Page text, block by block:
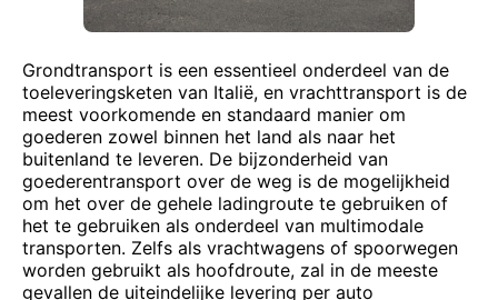
Grondtransport is een essentieel onderdeel van de
toeleveringsketen van Italië, en vrachttransport is de
meest voorkomende en standaard manier om
goederen zowel binnen het land als naar het
buitenland te leveren. De bijzonderheid van
goederentransport over de weg is de mogelijkheid
om het over de gehele ladingroute te gebruiken of
het te gebruiken als onderdeel van multimodale
transporten. Zelfs als vrachtwagens of spoorwegen
worden gebruikt als hoofdroute, zal in de meeste
gevallen de uiteindelijke levering per auto